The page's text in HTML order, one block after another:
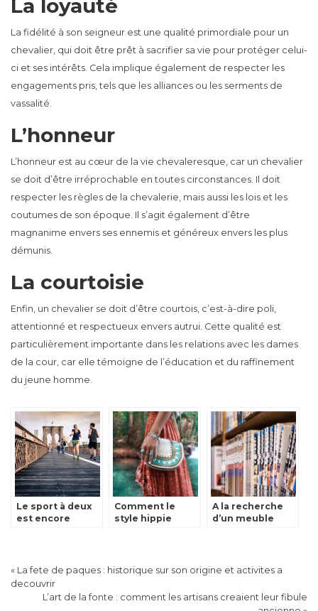
La loyauté
La fidélité à son seigneur est une qualité primordiale pour un
chevalier, qui doit être prêt à sacrifier sa vie pour protéger celui-
ci et ses intérêts. Cela implique également de respecter les
engagements pris, tels que les alliances ou les serments de
vassalité.
L’honneur
L’honneur est au cœur de la vie chevaleresque, car un chevalier
se doit d’être irréprochable en toutes circonstances. Il doit
respecter les règles de la chevalerie, mais aussi les lois et les
coutumes de son époque. Il s’agit également d’être
magnanime envers ses ennemis et généreux envers les plus
démunis.
La courtoisie
Enfin, un chevalier se doit d’être courtois, c’est-à-dire poli,
attentionné et respectueux envers autrui. Cette qualité est
particulièrement importante dans les relations avec les dames
de la cour, car elle témoigne de l’éducation et du raffinement
du jeune homme.
Le sport à deux
est encore
Comment le
style hippie
A la recherche
d’un meuble
« La fete de paques : historique sur son origine et activites a
decouvrir
L’art de la fonte : comment les artisans creaient leur fibule